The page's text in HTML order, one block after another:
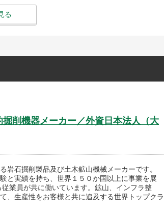
る
削機器メーカー／外資日本法人（大
岩石掘削製品及び土木鉱山機械メーカーです。
と実績を持ち、世界１５０か国以上に事業を展
業員が共に働いています。鉱山、インフラ整
、生産性をお客様と共に追及する世界トップクラ